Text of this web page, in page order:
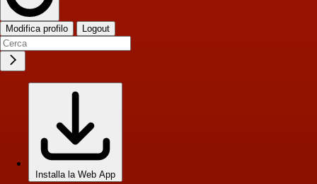
Modifica profilo Logout
Installa la Web App